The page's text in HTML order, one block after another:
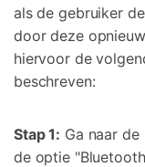
als de gebruiker
door deze
hiervoor de
beschreven:
Stap 1: Ga naar
de optie